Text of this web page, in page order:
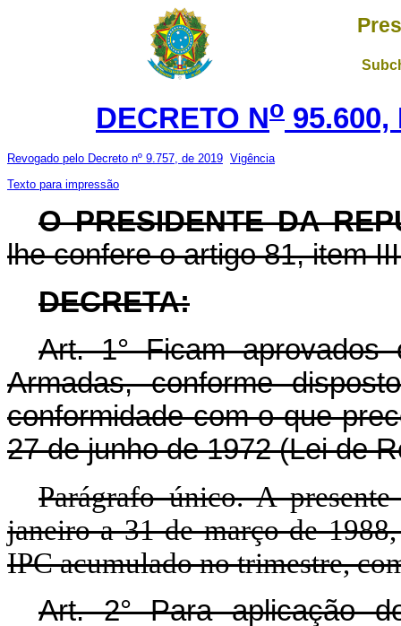
DECRETO No 95.600,
Revogado pelo Decreto nº 9.757, de 2019 Vigência
Texto para impressão
O PRESIDENTE DA
lhe confere o artigo 81, item
DECRETA:
Art.1° Ficam aprovados
Armadas, conforme
conformidade com o que
27 de junho de 1972 (Lei de
Parágrafo único. A
janeiro a 31 de março de
IPC acumulado no trimestre,
Art.2° Para aplicação